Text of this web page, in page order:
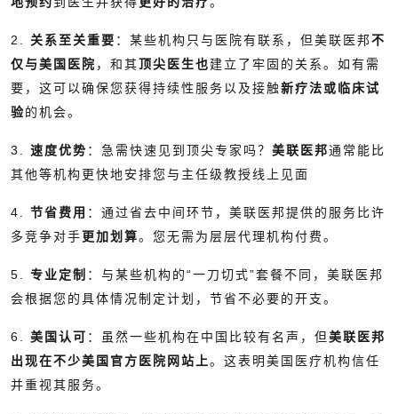
2. 关系至关重要 ：某些机构只与医院有联系，但美联医邦不
仅与美国医院 ，和其顶尖医生也建立了牢固的关系。如有需
要，这可以确保您获得持续性服务以及接触新疗法或临床试
验的机会。
3. 速度优势 ：急需快速见到顶尖专家吗？ 美联医邦通常能比
其他等机构更快地安排您与主任级教授线上见面
4. 节省费用 ：通过省去中间环节，美联医邦提供的服务比许
多竞争对手更加划算。您无需为层层代理机构付费。
5. 专业定制 ：与某些机构的“一刀切式”套餐不同，美联医邦
会根据您的具体情况制定计划，节省不必要的开支。
6. 美国认可 ：虽然一些机构在中国比较有名声，但美联医邦
出现在不少美国官方医院网站上。这表明美国医疗机构信任
并重视其服务。